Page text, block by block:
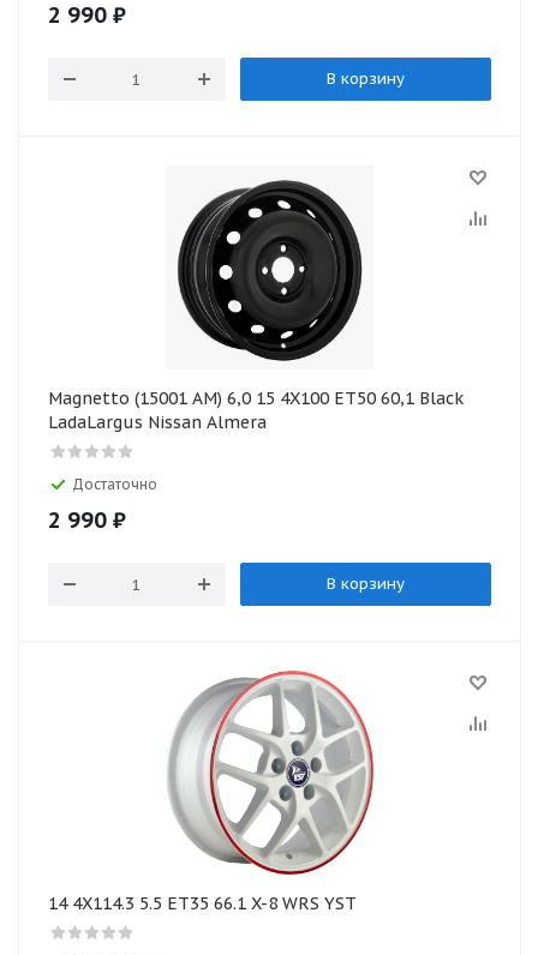
2 990 ₽
В корзину
Magnetto (15001 AM) 6,0 15 4X100 ET50 60,1 Black
LadaLargus Nissan Almera
Достаточно
2 990 ₽
В корзину
14 4X114.3 5.5 ET35 66.1 X-8 WRS YST